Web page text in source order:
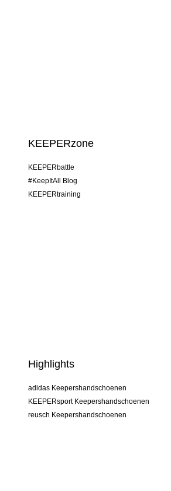
KEEPERzone
KEEPERbattle
#KeepItAll Blog
KEEPERtraining
Highlights
adidas Keepershandschoenen
KEEPERsport Keepershandschoenen
reusch Keepershandschoenen